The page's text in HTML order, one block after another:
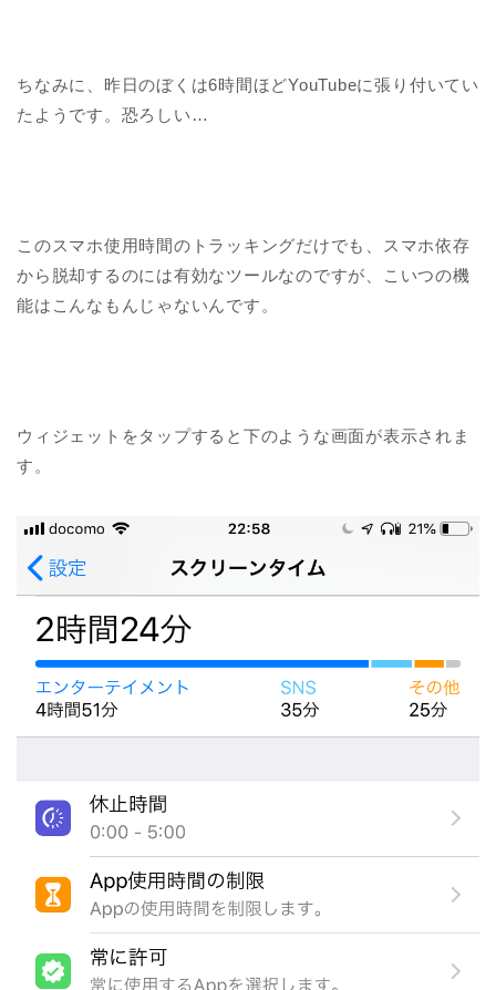
ちなみに、昨日のぼくは6時間ほどYouTubeに張り付いてい
たようです。恐ろしい…
このスマホ使用時間のトラッキングだけでも、スマホ依存
から脱却するのには有効なツールなのですが、こいつの機
能はこんなもんじゃないんです。
ウィジェットをタップすると下のような画面が表示されま
す。